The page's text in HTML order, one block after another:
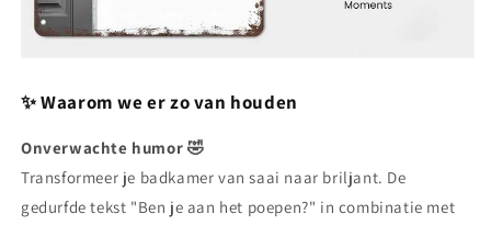
✨ Waarom we er zo van houden
Onverwachte humor 🤣
Transformeer je badkamer van saai naar briljant. De
gedurfde tekst "Ben je aan het poepen?" in combinatie met